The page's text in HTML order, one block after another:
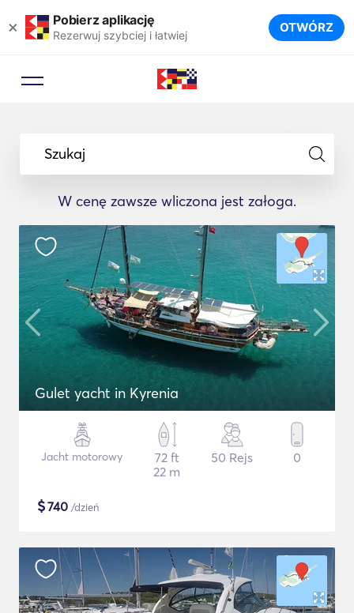
× Pobierz aplikację
Rezerwuj szybciej i łatwiej OTWÓRZ
Szukaj
W cenę zawsze wliczona jest załoga.
Gulet yacht in Kyrenia
Jacht motorowy
72 ft
22 m
50 Rejs 0
$740 /dzień